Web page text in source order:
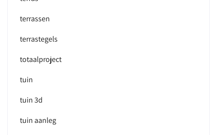
terrassen
terrastegels
totaalproject
tuin
tuin 3d
tuin aanleg